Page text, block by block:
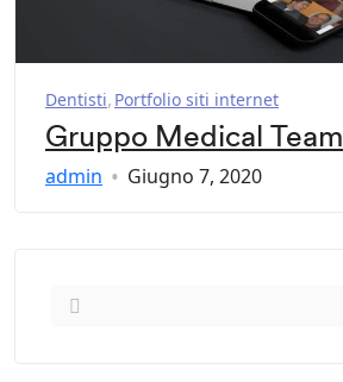
Dentisti Portfolio siti internet
Gruppo Medical Team
admin Giugno 7, 2020